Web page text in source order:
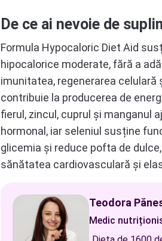
De ce ai nevoie de
Formula Hypocaloric Diet Aid
hipocalorice moderate, fără a
imunitatea, regenerarea celulară
contribuie la producerea de
fierul, zincul, cuprul și manganul
hormonal, iar seleniul susține
glicemia și reduce pofta de
sănătatea cardiovasculară și
Teodora
Medic